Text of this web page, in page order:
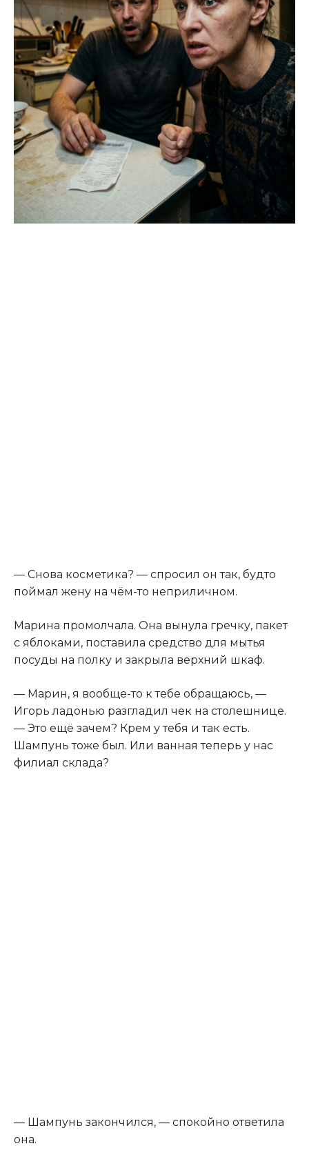
— Снова косметика? — спросил он так, будто
поймал жену на чём-то неприличном.
Марина промолчала. Она вынула гречку, пакет
с яблоками, поставила средство для мытья
посуды на полку и закрыла верхний шкаф.
— Марин, я вообще-то к тебе обращаюсь, —
Игорь ладонью разгладил чек на столешнице.
— Это ещё зачем? Крем у тебя и так есть.
Шампунь тоже был. Или ванная теперь у нас
филиал склада?
— Шампунь закончился, — спокойно ответила
она.